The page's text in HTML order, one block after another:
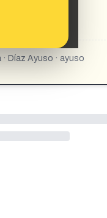
Díaz Ayuso · ayuso